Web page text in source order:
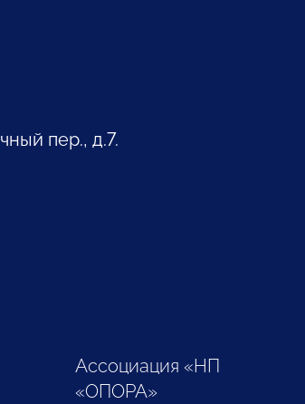
пер., д.7.
Ассоциация «НП
«ОПОРА»